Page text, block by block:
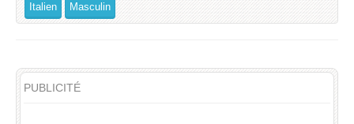
Italien Masculin
PUBLICITÉ